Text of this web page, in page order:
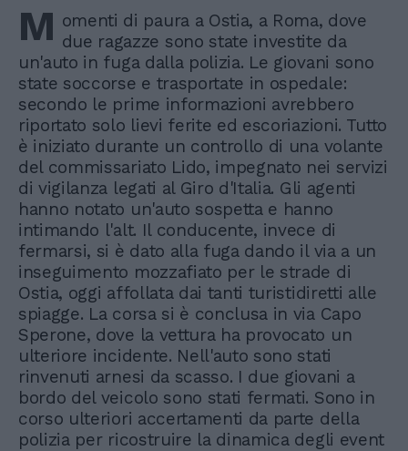
M omenti di paura a Ostia, a Roma, dove
due ragazze sono state investite da
un'auto in fuga dalla polizia. Le giovani sono
state soccorse e trasportate in ospedale:
secondo le prime informazioni avrebbero
riportato solo lievi ferite ed escoriazioni. Tutto
è iniziato durante un controllo di una volante
del commissariato Lido, impegnato nei servizi
di vigilanza legati al Giro d'Italia. Gli agenti
hanno notato un'auto sospetta e hanno
intimando l'alt. Il conducente, invece di
fermarsi, si è dato alla fuga dando il via a un
inseguimento mozzafiato per le strade di
Ostia, oggi affollata dai tanti turistidiretti alle
spiagge. La corsa si è conclusa in via Capo
Sperone, dove la vettura ha provocato un
ulteriore incidente. Nell'auto sono stati
rinvenuti arnesi da scasso. I due giovani a
bordo del veicolo sono stati fermati. Sono in
corso ulteriori accertamenti da parte della
polizia per ricostruire la dinamica degli event